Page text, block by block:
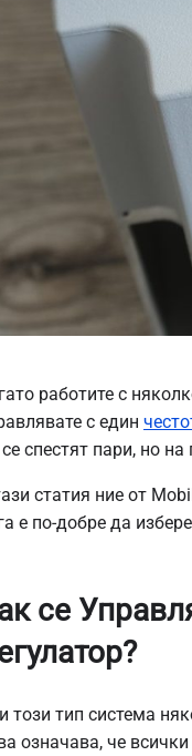
работите с
с един
спестят пари, но
статия ние от
е по-добре да
се
този тип система
означава, че